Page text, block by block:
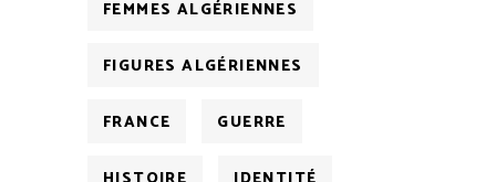
FEMMES ALGÉRIENNES
FIGURES ALGÉRIENNES
FRANCE GUERRE